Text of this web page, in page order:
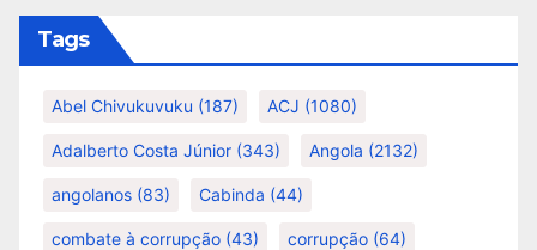
Tags
Abel Chivukuvuku (187) ACJ (1080)
Adalberto Costa Júnior (343) Angola (2132)
angolanos (83) Cabinda (44)
combate à corrupção (43) corrupção (64)